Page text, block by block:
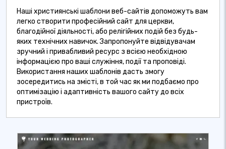
Наші християнські шаблони веб-сайтів допоможуть вам
легко створити професійний сайт для церкви,
благодійної діяльності, або релігійних подій без будь-
яких технічних навичок. Запропонуйте відвідувачам
зручний і привабливий ресурс з всією необхідною
інформацією про ваші служіння, події та проповіді.
Використання наших шаблонів дасть змогу
зосередитись на змісті, в той час як ми подбаємо про
оптимізацію і адаптивність вашого сайту до всіх
пристроїв.